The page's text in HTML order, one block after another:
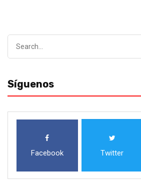
Síguenos
Facebook Twitter